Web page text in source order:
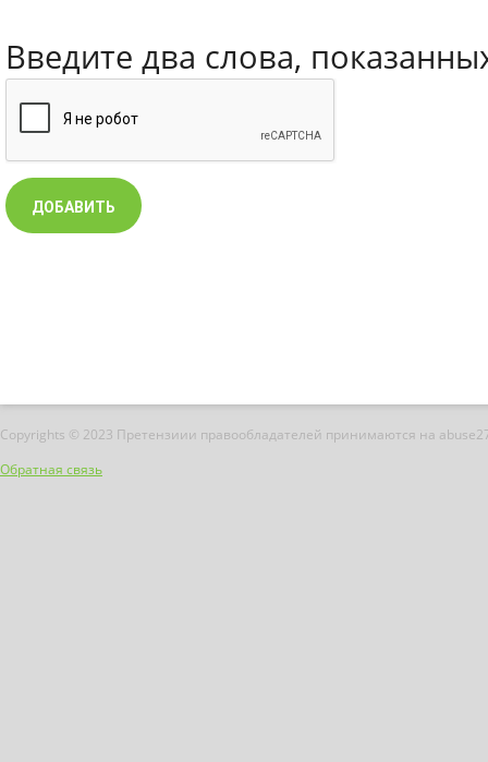
Введите два слова,
Copyrights © 2023 Претензиии правообладателей принимаются на
Обратная связь